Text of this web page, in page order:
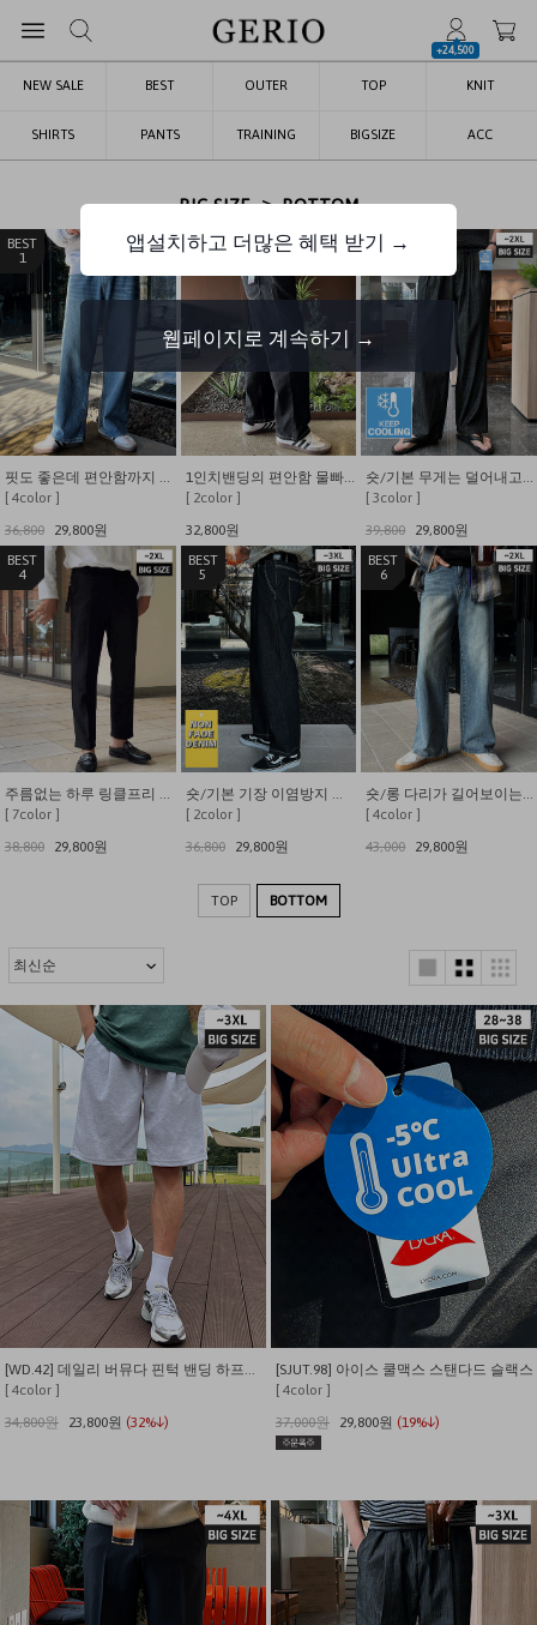
+24,500
NEW SALE BEST OUTER TOP KNIT
SHIRTS PANTS TRAINING BIGSIZE ACC
BIG SIZE > BOTTOM
1
핏도 좋은데 편안함까지 갖춘 뒷밴딩 와이드 데님팬츠
[ 4color ]
36,800
29,800원
2
1인치밴딩의 편안함 물빠짐없는 핀턱 세미와이드 생지데님팬츠
[ 2color ]
32,800원
3
숏/기본 무게는 덜어내고 시원함만 남긴 쿨링 밴딩 데님
[ 3color ]
39,800
29,800원
4
주름없는 하루 링클프리 히든밴딩 스판 일자 슬랙스
[ 7color ]
38,800
29,800원
5
숏/기본 기장 이염방지 와이드밴딩 밑단스트링 생지 데님
[ 2color ]
36,800
29,800원
6
숏/롱 다리가 길어보이는 옆라인포인트 밴딩 와이드 데님팬츠
[ 4color ]
43,000
29,800원
TOP BOTTOM
[WD.42] 데일리 버뮤다 핀턱 밴딩 하프팬츠
[ 4color ]
34,800원
23,800원 (32%↓)
[SJUT.98] 아이스 쿨맥스 스탠다드 슬랙스
[ 4color ]
37,000원
29,800원 (19%↓)
앱설치하고 더많은 혜택 받기 →
웹페이지로 계속하기 →